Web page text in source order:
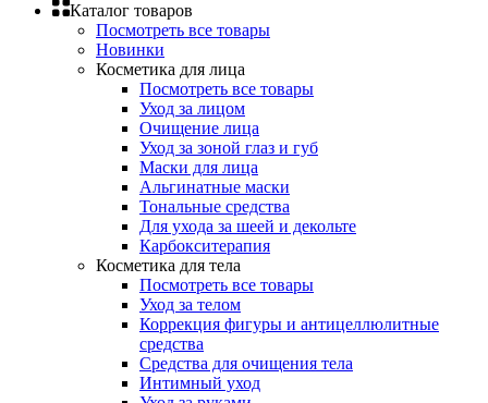
Каталог товаров
Посмотреть все товары
Новинки
Косметика для лица
Посмотреть все товары
Уход за лицом
Очищение лица
Уход за зоной глаз и губ
Маски для лица
Альгинатные маски
Тональные средства
Для ухода за шеей и декольте
Карбокситерапия
Косметика для тела
Посмотреть все товары
Уход за телом
Коррекция фигуры и антицеллюлитные
средства
Средства для очищения тела
Интимный уход